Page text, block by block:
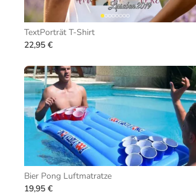
TextPorträt T-Shirt
22,95 €
Bier Pong Luftmatratze
19,95 €